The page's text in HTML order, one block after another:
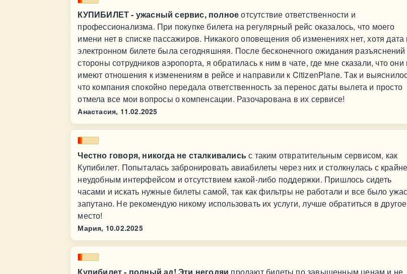
КУПИБИЛЕТ - ужасный сервис, полноеотсутствие ответственности и
профессионализма. При покупке билета на регулярный рейс оказалось, что моего
имени нет в списке пассажиров. Никакого оповещения об изменениях нет, хотя дата
электронном билете была сегодняшняя. После бесконечного ожидания разъяснений
стороны сотрудников аэропорта, я обратилась к ним в чате, где мне сказали, что они
имеют отношения к изменениям в рейсе и направили к CitizenPlane. Так и
что компания спокойно передала ответственность за перенос даты вылета и просто
отмела все мои вопросы о компенсации. Разочарована в их сервисе!
Анастасия, 11.02.2025
Честно говоря, никогда не сталкивалисьс таким отвратительным сервисом, как
Купибилет. Попыталась забронировать авиабилеты через них и столкнулась с крайне
неудобным интерфейсом и отсутствием какой-либо поддержки. Пришлось сидеть
часами и искать нужные билеты самой, так как фильтры не работали и все было
запутано. Не рекомендую никому использовать их услуги, лучше обратиться в другое
место!
Мария, 10.02.2025